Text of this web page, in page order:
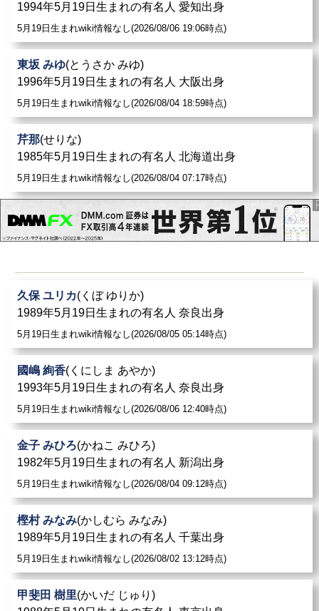
1994年5月19日生まれの有名人 愛知出身
5月19日生まれwiki情報なし(2026/08/06 19:06時点)
東坂 みゆ(とうさか みゆ)
1996年5月19日生まれの有名人 大阪出身
5月19日生まれwiki情報なし(2026/08/04 18:59時点)
芹那(せりな)
1985年5月19日生まれの有名人 北海道出身
5月19日生まれwiki情報なし(2026/08/04 07:17時点)
久保 ユリカ(くぼ ゆりか)
1989年5月19日生まれの有名人 奈良出身
5月19日生まれwiki情報なし(2026/08/05 05:14時点)
國嶋 絢香(くにしま あやか)
1993年5月19日生まれの有名人 奈良出身
5月19日生まれwiki情報なし(2026/08/06 12:40時点)
金子 みひろ(かねこ みひろ)
1982年5月19日生まれの有名人 新潟出身
5月19日生まれwiki情報なし(2026/08/04 09:12時点)
樫村 みなみ(かしむら みなみ)
1989年5月19日生まれの有名人 千葉出身
5月19日生まれwiki情報なし(2026/08/02 13:12時点)
甲斐田 樹里(かいだ じゅり)